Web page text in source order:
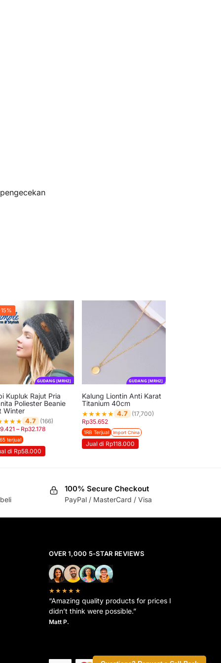
GUDANG [MRH2]
Kupluk Rajut Pria
Poliester Beanie
Winter
★★★ 4.7 (166)
– Rp32.178
terjual
di Rp58.000
GUDANG [MRH2]
Kalung Liontin Anti Karat
Titanium 40cm
★★★★★ 4.7
(17,700)
Rp35.652
1RB Terjual Import China
Jual di Rp118.000
100% Secure Checkout
PayPal / MasterCard / Visa
OVER 1,000 5-STAR REVIEWS
★★★★★
“Amazing quality products for prices I
didn’t think were possible.”
Matt P.